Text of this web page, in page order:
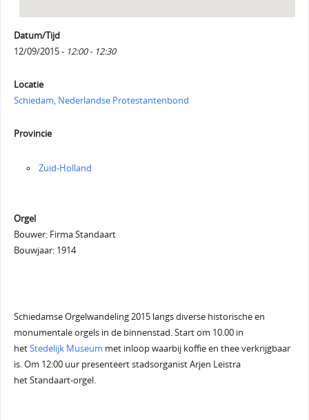
Datum/Tijd
12/09/2015 - 12:00 - 12:30
Locatie
Schiedam, Nederlandse Protestantenbond
Provincie
Zuid-Holland
Orgel
Bouwer: Firma Standaart
Bouwjaar: 1914
Schiedamse Orgelwandeling 2015 langs diverse historische en
monumentale orgels in de binnenstad. Start om 10.00 in
hetStedelijk Museum met inloop waarbij koffie en thee verkrijgbaar
is. Om 12:00 uur presenteert stadsorganist Arjen Leistra
het Standaart-orgel.